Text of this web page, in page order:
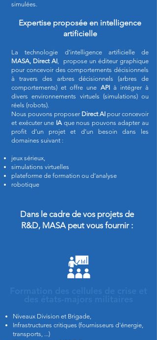
simulées.
Expertise proposée en intelligence
artificielle
La technologie d’intelligence artificielle de
MASA, Direct AI, propose un éditeur graphique
pour concevoir des comportements décisionnels
à travers des arbres décisionnels (arbres de
comportements) et offre une APIà intégrer à
divers environnements virtuels (simulations) ou
réels (robots).
Nous pouvons proposer Direct AI pour concevoir
et exécuter une IAque nous pouvons adapter au
profit d’un projet et d’un besoin dans les
domaines suivant :
jeux sérieux,
simulations virtuelles
plateforme de formation ou d’analyse
robotique
Dans le cadre de vos projets de
R&D, MASA peut vous fournir :
Niveaux Division et Brigade,
Infrastructures critiques (fournisseurs d'énergie,
transports, ...)